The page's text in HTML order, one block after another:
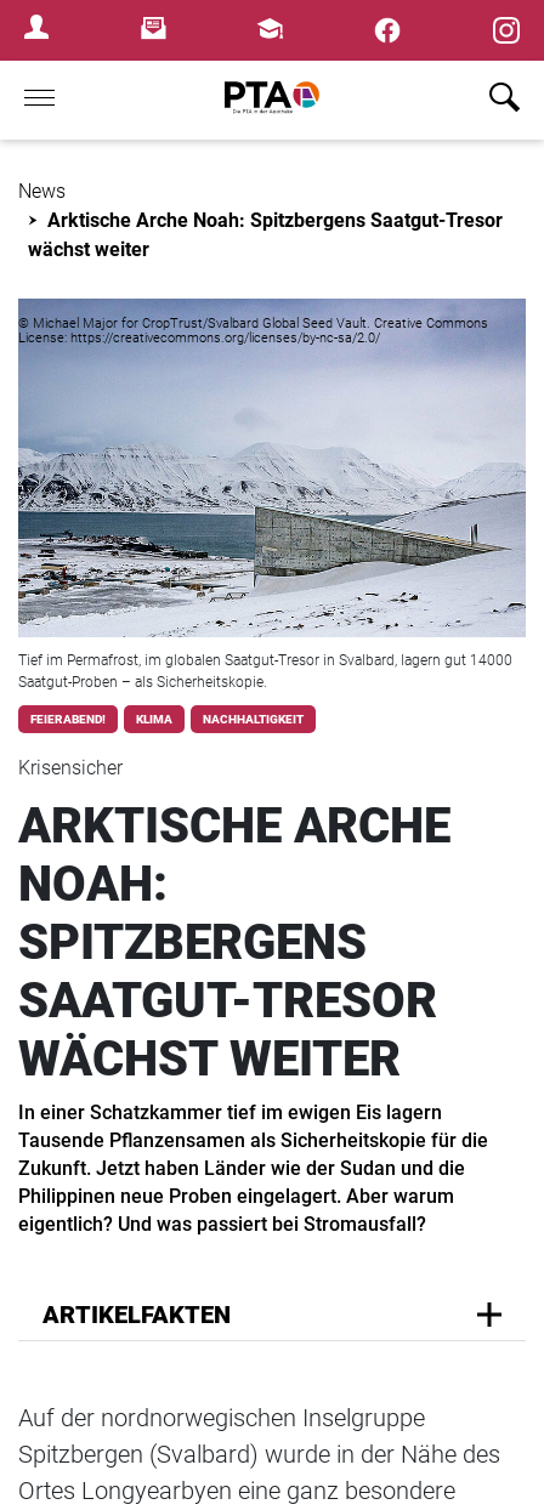
Login MenuNewsletterFortbildungen
Home
News
Arktische Arche Noah: Spitzbergens Saatgut-Tresor
wächst weiter
© Michael Major for CropTrust/Svalbard Global Seed Vault. Creative Commons
License: https://creativecommons.org/licenses/by-nc-sa/2.0/
Tief im Permafrost, im globalen Saatgut-Tresor in Svalbard, lagern gut 14000
Saatgut-Proben – als Sicherheitskopie.
FEIERABEND! KLIMA NACHHALTIGKEIT
Krisensicher
ARKTISCHE ARCHE
NOAH:
SPITZBERGENS
SAATGUT-TRESOR
WÄCHST WEITER
In einer Schatzkammer tief im ewigen Eis lagern
Tausende Pflanzensamen als Sicherheitskopie für die
Zukunft. Jetzt haben Länder wie der Sudan und die
Philippinen neue Proben eingelagert. Aber warum
eigentlich? Und was passiert bei Stromausfall?
ARTIKELFAKTEN
Auf der nordnorwegischen Inselgruppe
Spitzbergen (Svalbard) wurde in der Nähe des
Ortes Longyearbyen eine ganz besondere
×